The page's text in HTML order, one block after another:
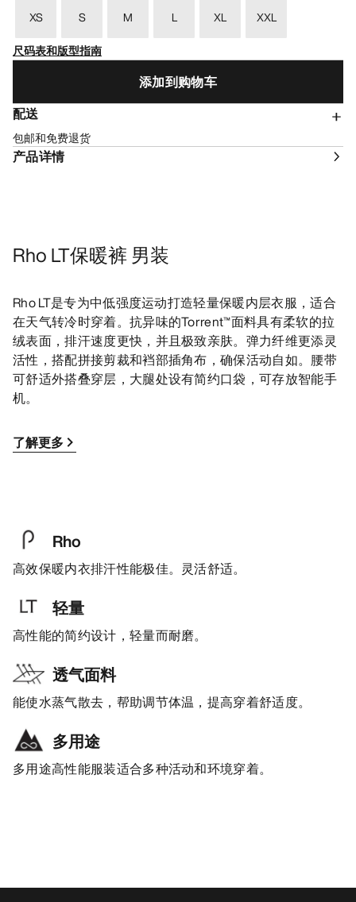
XS S M L XL
XXL
尺码表和版型指南
添加到购物车
配送
包邮和免费退货
产品详情
Rho LT保暖裤 男装
Rho LT是专为中低强度运动打造轻量保暖内层衣服，适合
在天气转冷时穿着。抗异味的Torrent™面料具有柔软的拉
绒表面，排汗速度更快，并且极致亲肤。弹力纤维更添灵
活性，搭配拼接剪裁和裆部插角布，确保活动自如。腰带
可舒适外搭叠穿层，大腿处设有简约口袋，可存放智能手
机。
了解更多
Rho
高效保暖内衣排汗性能极佳。灵活舒适。
轻量
高性能的简约设计，轻量而耐磨。
透气面料
能使水蒸气散去，帮助调节体温，提高穿着舒适度。
多用途
多用途高性能服装适合多种活动和环境穿着。